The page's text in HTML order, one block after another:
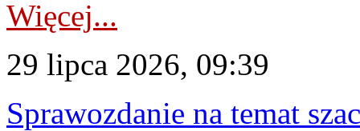
Więcej...
29 lipca 2026, 09:39
Sprawozdanie na temat